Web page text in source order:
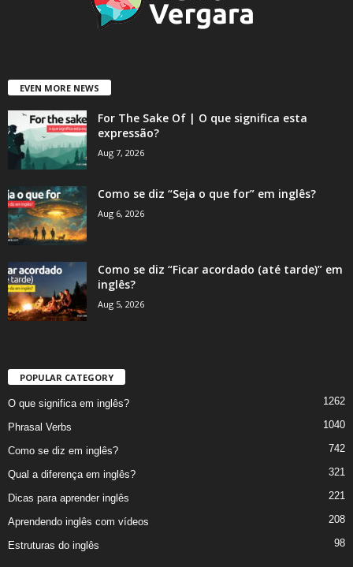
EVEN MORE NEWS
For The Sake Of | O que significa esta
expressão?
Aug 7, 2026
Como se diz “Seja o que for” em inglês?
Aug 6, 2026
Como se diz “Ficar acordado (até tarde)” em
inglês?
Aug 5, 2026
POPULAR CATEGORY
O que significa em inglês? 1262
Phrasal Verbs 1040
Como se diz em inglês? 742
Qual a diferença em inglês? 321
Dicas para aprender inglês 221
Aprendendo inglês com vídeos 208
Estruturas do inglês 98